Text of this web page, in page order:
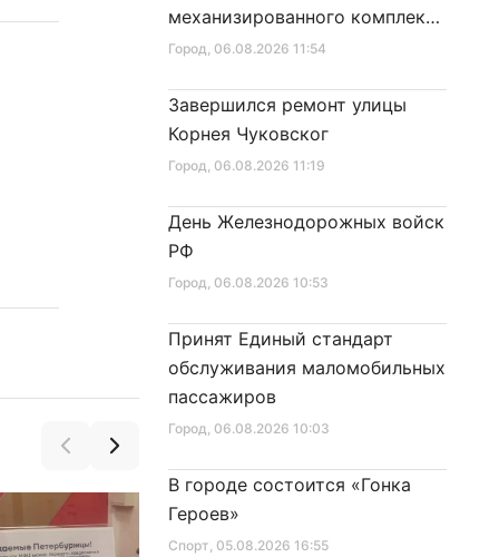
Город, 06.08.2026 11:54
механизированного комплекса
«Надежда» на поверхность
Город, 06.08.2026 11:19
Завершился ремонт улицы
Корнея Чуковског
Город, 06.08.2026 10:53
День Железнодорожных войск
РФ
Город, 06.08.2026 10:03
Принят Единый стандарт
обслуживания маломобильных
пассажиров
Спорт, 05.08.2026 16:55
В городе состоится «Гонка
Героев»